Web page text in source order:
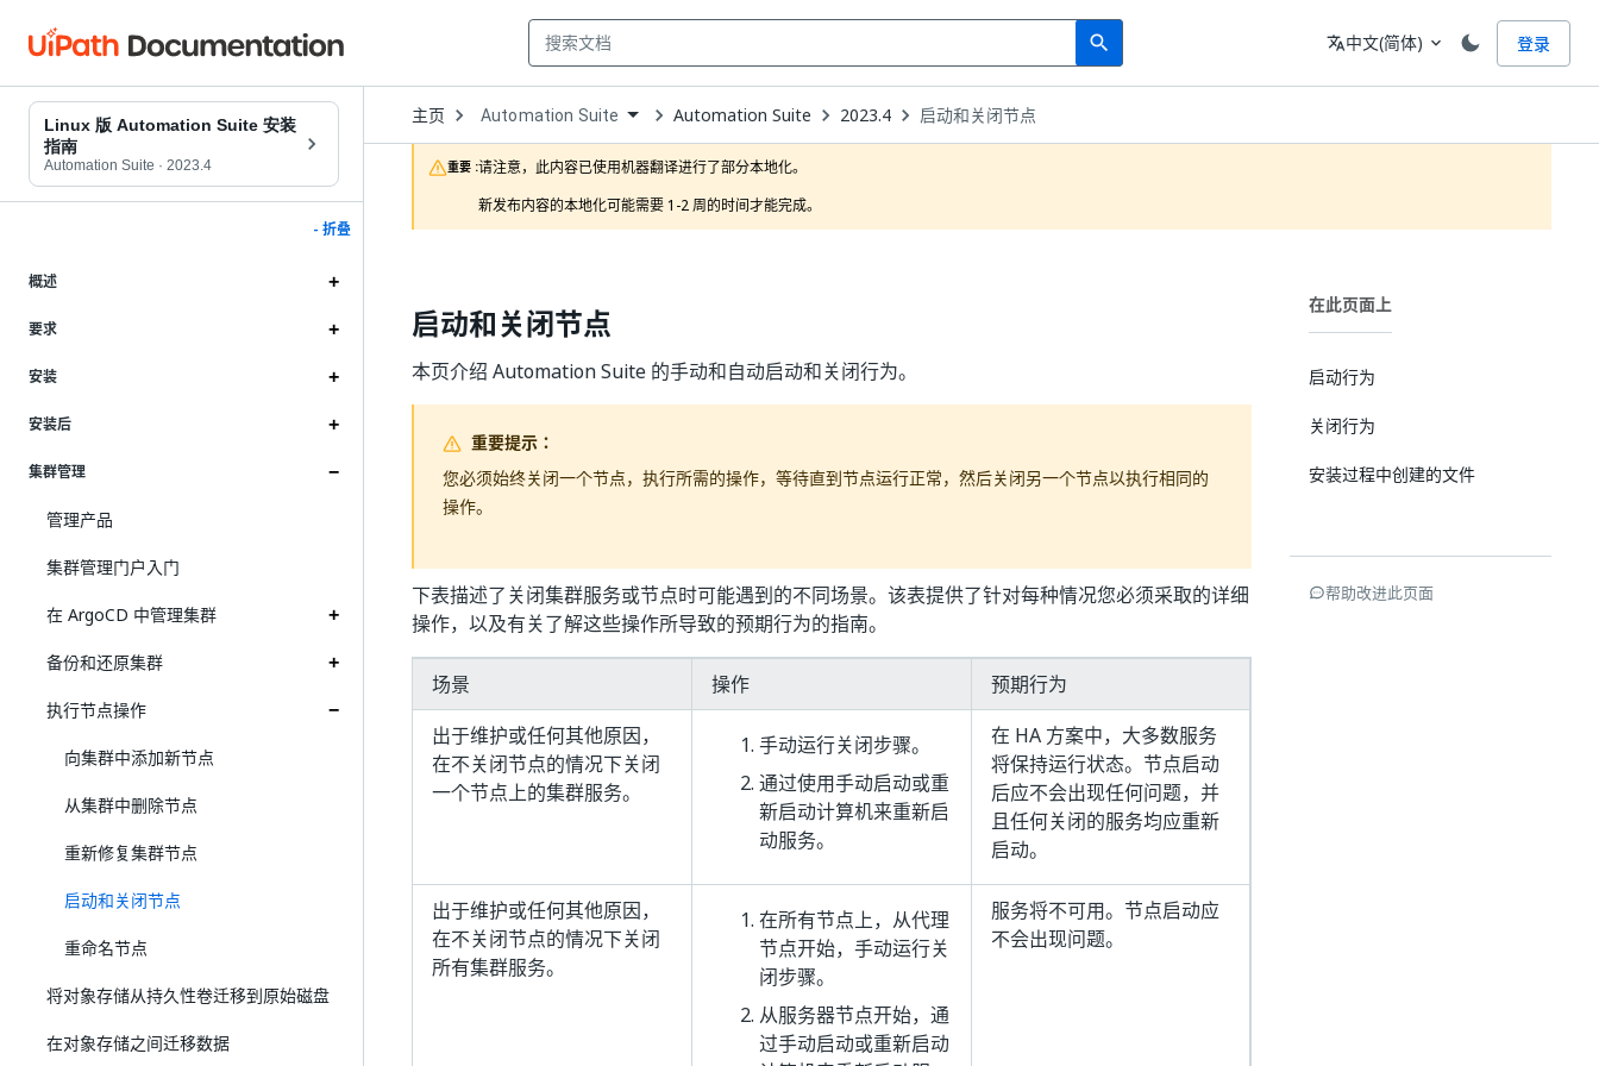
search
Search 语言
translate中文(简体) expand_more 登录
Linux 版 Automation Suite 安装
指南
Automation Suite · 2023.4
- 折叠
概述
要求
安装
安装后
集群管理
管理产品
集群管理门户入门
在 ArgoCD 中管理集群
备份和还原集群
执行节点操作
向集群中添加新节点
从集群中删除节点
重新修复集群节点
启动和关闭节点
重命名节点
将对象存储从持久性卷迁移到原始磁盘
在对象存储之间迁移数据
主页 Open
Dropdown
to
choose
product
Automation Suite Automation Suite 2023.4 启动和关闭节点
重要 :请注意，此内容已使用机器翻译进行了部分本地化。
新发布内容的本地化可能需要 1-2 周的时间才能完成。
启动和关闭节点
本页介绍 Automation Suite 的手动和自动启动和关闭行为。
重要提示：
您必须始终关闭一个节点，执行所需的操作，等待直到节点运行正常，然后关闭另一个节点以执行相同的
操作。
下表描述了关闭集群服务或节点时可能遇到的不同场景。该表提供了针对每种情况您必须采取的详细
操作，以及有关了解这些操作所导致的预期行为的指南。
场景 操作
预期行为
出于维护或任何其他原因，
在不关闭节点的情况下关闭
一个节点上的集群服务。
手动运行关闭步骤。
通过使用手动启动或重
新启动计算机来重新启
动服务。
在 HA 方案中，大多数服务
将保持运行状态。节点启动
后应不会出现任何问题，并
且任何关闭的服务均应重新
启动。
出于维护或任何其他原因，
在不关闭节点的情况下关闭
所有集群服务。
在所有节点上，从代理
节点开始，手动运行关
闭步骤。
从服务器节点开始，通
过手动启动或重新启动
服务将不可用。节点启动应
不会出现问题。
在此页面上
启动行为
关闭行为
安装过程中创建的文件
帮助改进此页面